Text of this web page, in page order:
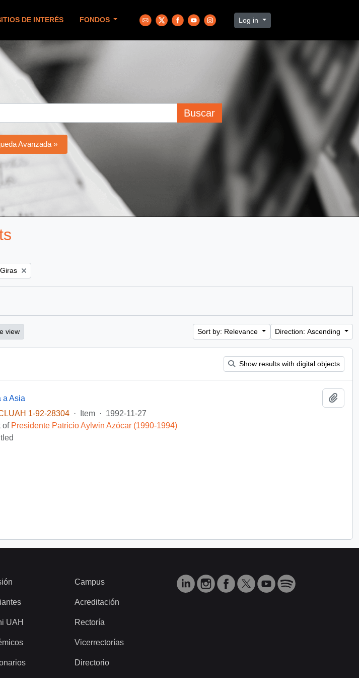
DE INTERÉS FONDOS Log in
Buscar
Avanzada »
Remove filter:
Giras
view Sort by: Relevance Direction: Ascending
Show results with digital objects
a Asia
1-92-28304
· Item · 1992-11-27
of Presidente Patricio Aylwin Azócar (1990-1994)
UAH
Campus
Acreditación
Rectoría
Vicerrectorías
Directorio